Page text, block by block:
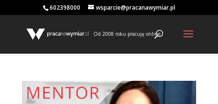
602398000 wsparcie@pracanawymiar.pl
Od 2008 roku pracuję online